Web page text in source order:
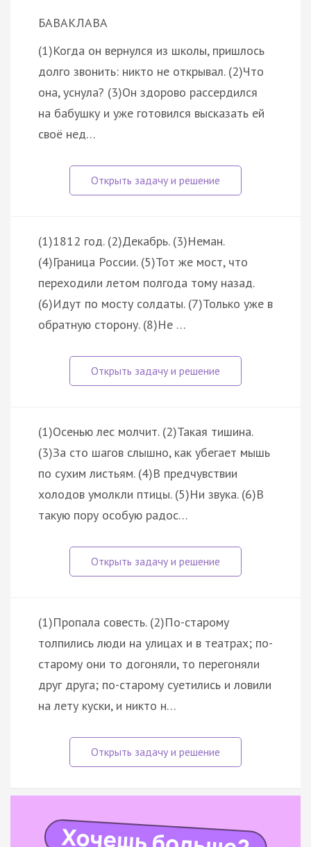
БАВАКЛАВА
(1)Когда он вернулся из школы, пришлось
долго звонить: никто не открывал. (2)Что
она, уснула? (3)Он здорово рассердился
на бабушку и уже готовился высказать ей
своё нед…
(1)1812 год. (2)Декабрь. (3)Неман.
(4)Граница России. (5)Тот же мост, что
переходили летом полгода тому назад.
(6)Идут по мосту солдаты. (7)Только уже в
обратную сторону. (8)Не …
(1)Осенью лес молчит. (2)Такая тишина.
(3)За сто шагов слышно, как убегает мышь
по сухим листьям. (4)В предчувствии
холодов умолкли птицы. (5)Ни звука. (6)В
такую пору особую радос…
(1)Пропала совесть. (2)По-старому
толпились люди на улицах и в театрах; по-
старому они то догоняли, то перегоняли
друг друга; по-старому суетились и ловили
на лету куски, и никто н…